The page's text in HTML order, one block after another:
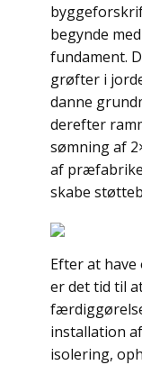
begynde
fundament.
grøfter i
danne
derefter
sømning af
af
skabe
Efter at
er det tid til
installation
isolering,